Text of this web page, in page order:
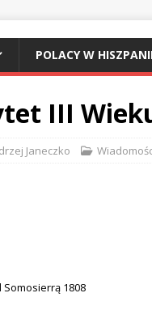
POLACY W
III
Janeczko
Somosierrą 1808